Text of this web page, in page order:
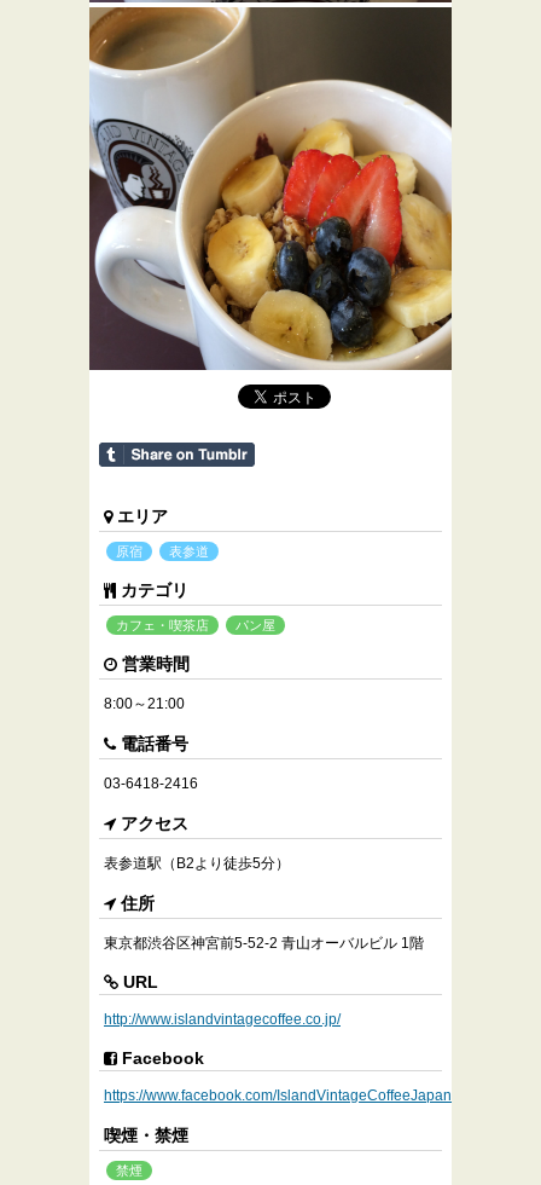
エリア
原宿 表参道
カテゴリ
カフェ・喫茶店 パン屋
営業時間
8:00～21:00
電話番号
03-6418-2416
アクセス
表参道駅（B2より徒歩5分）
住所
東京都渋谷区神宮前5-52-2 青山オーバルビル 1階
URL
http://www.islandvintagecoffee.co.jp/
Facebook
https://www.facebook.com/IslandVintageCoffeeJapan
喫煙・禁煙
禁煙